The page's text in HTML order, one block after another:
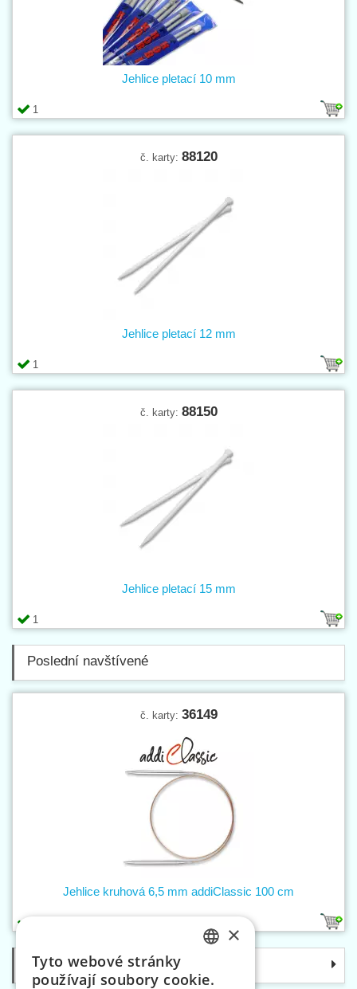
1
Jehlice pletací 10 mm
č. karty: 88120
1
Jehlice pletací 12 mm
č. karty: 88150
1
Jehlice pletací 15 mm
Poslední navštívené
č. karty: 36149
Jehlice kruhová 6,5 mm addiClassic 100 cm
Kategorie
×
Tyto webové stránky
používají soubory cookie.